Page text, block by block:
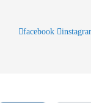
facebook